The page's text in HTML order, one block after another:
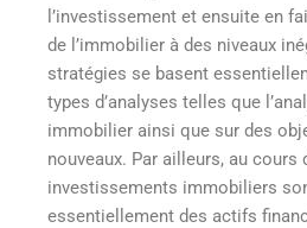
l’investissement et ensuite en
de l’immobilier à des niveaux
stratégies se basent
types d’analyses telles que
immobilier ainsi que sur des
nouveaux. Par ailleurs, au cours
investissements immobiliers
essentiellement des actifs